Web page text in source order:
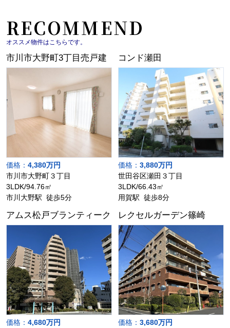
RECOMMEND
オススメ物件はこちらです。
市川市大野町3丁目売戸建
価格： 4,380万円
市川市大野町３丁目
3LDK/94.76㎡
市川大野駅 徒歩5分
コンド瀬田
価格： 3,880万円
世田谷区瀬田３丁目
3LDK/66.43㎡
用賀駅 徒歩8分
アムス松戸ブランティーク
価格： 4,680万円
レクセルガーデン篠崎
価格： 3,680万円